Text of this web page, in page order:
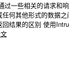
过一些相关的请求和
何其他形式的数据
回结果的区别 使用